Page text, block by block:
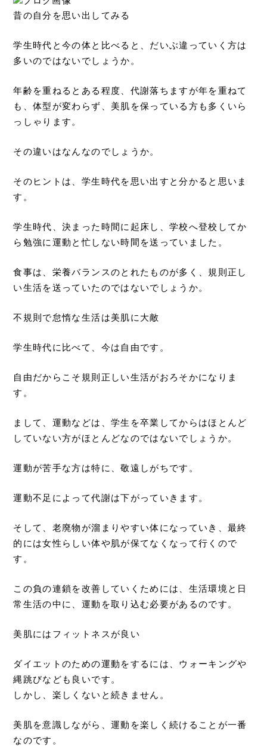
昔の自分を思い出してみる
学生時代と今の体と比べると、だいぶ違っていく方は
多いのではないでしょうか。
年齢を重ねるとある程度、代謝落ちますが年を重ねて
も、体型が変わらず、美肌を保っている方も多くいら
っしゃります。
その違いはなんなのでしょうか。
そのヒントは、学生時代を思い出すと分かると思いま
す。
学生時代、決まった時間に起床し、学校へ登校してか
ら勉強に運動と忙しない時間を送っていました。
食事は、栄養バランスのとれたものが多く、規則正し
い生活を送っていたのではないでしょうか。
不規則で怠惰な生活は美肌に大敵
学生時代に比べて、今は自由です。
自由だからこそ規則正しい生活がおろそかになりま
す。
まして、運動などは、学生を卒業してからはほとんど
していない方がほとんどなのではないでしょうか。
運動が苦手な方は特に、敬遠しがちです。
運動不足によって代謝は下がっていきます。
そして、老廃物が溜まりやすい体になっていき、最終
的には女性らしい体や肌が保てなくなって行くので
す。
この負の連鎖を改善していくためには、生活環境と日
常生活の中に、運動を取り込む必要があるのです。
美肌にはフィットネスが良い
ダイエットのための運動をするには、ウォーキングや
縄跳びなども良いです。
しかし、楽しくないと続きません。
美肌を意識しながら、運動を楽しく続けることが一番
なのです。